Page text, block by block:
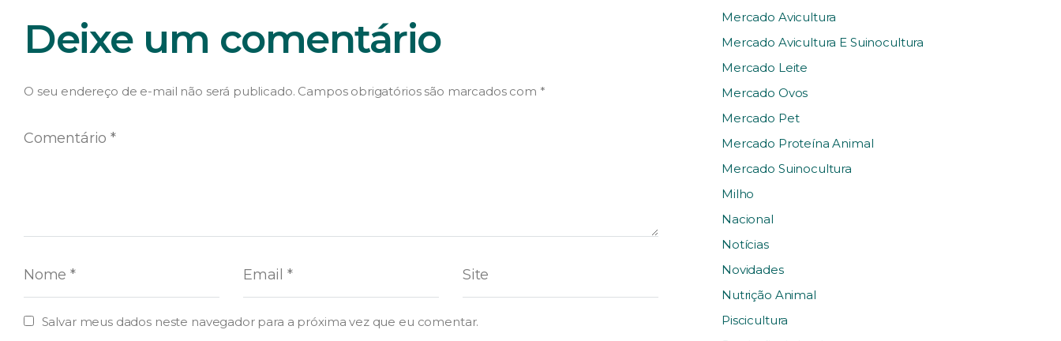
Deixe um comentário
O seu endereço de e-mail não será publicado. Campos obrigatórios são marcados com *
Salvar meus dados neste navegador para a próxima vez que eu comentar.
Mercado Avicultura
Mercado Avicultura E Suinocultura
Mercado Leite
Mercado Ovos
Mercado Pet
Mercado Proteína Animal
Mercado Suinocultura
Milho
Nacional
Notícias
Novidades
Nutrição Animal
Piscicultura